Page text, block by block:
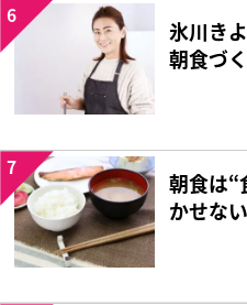
氷川き
朝食づ
6
朝食は“
かせな
7